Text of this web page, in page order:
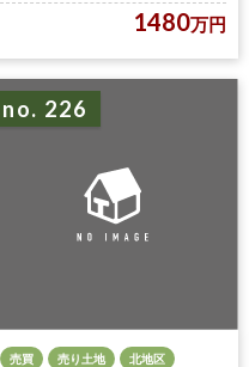
1480万円
no. 226
売買 売り土地 北地区